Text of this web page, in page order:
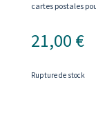
cartes postales
21,00 €
Rupture de stock